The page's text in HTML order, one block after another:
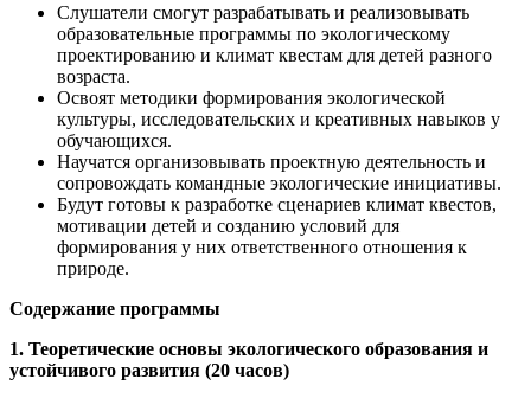
Слушатели смогут разрабатывать и реализовывать
образовательные программы по экологическому
проектированию и климат квестам для детей разного
возраста.
Освоят методики формирования экологической
культуры, исследовательских и креативных навыков у
обучающихся.
Научатся организовывать проектную деятельность и
сопровождать командные экологические инициативы.
Будут готовы к разработке сценариев климат квестов,
мотивации детей и созданию условий для
формирования у них ответственного отношения к
природе.
Содержание программы
1. Теоретические основы экологического образования и
устойчивого развития (20 часов)